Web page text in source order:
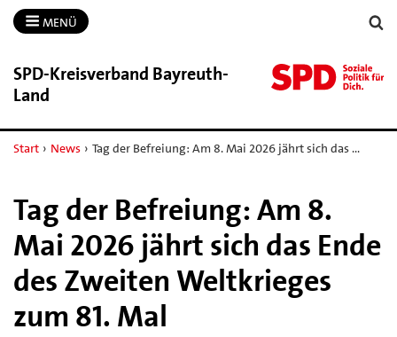
MENÜ
SPD-​Kreisverband Bayreuth-​
Land
Start › News › Tag der Befreiung: Am 8. Mai 2026 jährt sich das …
Tag der Befreiung: Am 8.
Mai 2026 jährt sich das Ende
des Zweiten Weltkrieges
zum 81. Mal